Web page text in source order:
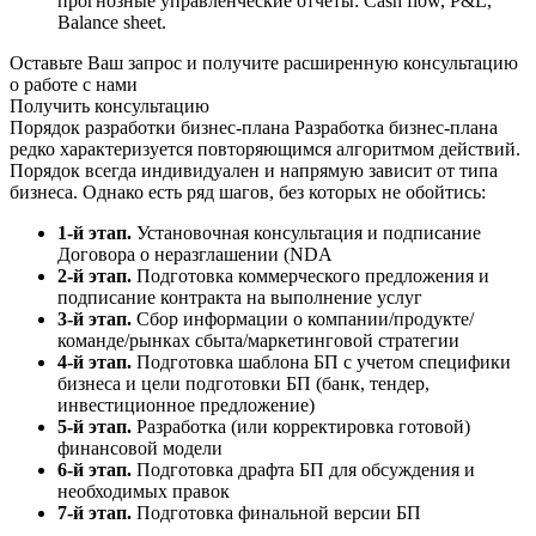
Balance sheet.
Оставьте Ваш запрос и получите расширенную консультацию
о работе с нами
Получить консультацию
Порядок разработки бизнес-плана Разработка бизнес-плана
редко характеризуется повторяющимся алгоритмом действий.
Порядок всегда индивидуален и напрямую зависит от типа
бизнеса. Однако есть ряд шагов, без которых не обойтись:
1-й этап. Установочная консультация и подписание
Договора о неразглашении (NDA
2-й этап. Подготовка коммерческого предложения и
подписание контракта на выполнение услуг
3-й этап. Сбор информации о компании/продукте/
команде/рынках сбыта/маркетинговой стратегии
4-й этап. Подготовка шаблона БП с учетом специфики
бизнеса и цели подготовки БП (банк, тендер,
инвестиционное предложение)
5-й этап. Разработка (или корректировка готовой)
финансовой модели
6-й этап. Подготовка драфта БП для обсуждения и
необходимых правок
7-й этап. Подготовка финальной версии БП